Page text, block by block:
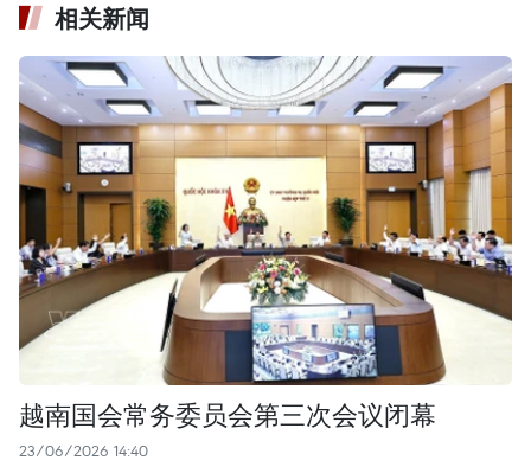
相关新闻
越南国会常务委员会第三次会议闭幕
23/06/2026 14:40